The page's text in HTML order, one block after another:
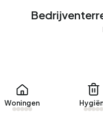
woningen te huur in
beschikbaar voor
en Ketel zijn er 146
A (60%), D (11%) en C
Woningen